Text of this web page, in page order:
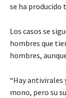
se ha
Los casos se
hombres que
hombres,
“Hay antivirales
mono, pero su